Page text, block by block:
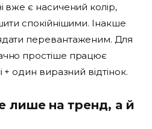
є насичений колір,
спокійнішими. Інакше
перевантаженим. Для
простіше працює
один виразний відтінок.
лише на тренд, а й